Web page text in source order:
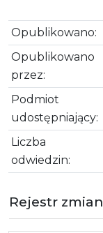
Opublikowano:
Opublikowano
przez:
Podmiot
udostępniający:
Liczba
odwiedzin:
Rejestr zmian